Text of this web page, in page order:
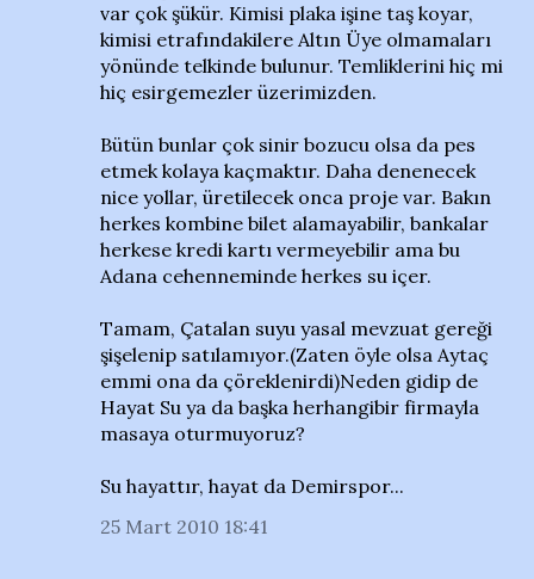
var çok şükür. Kimisi plaka işine taş koyar,
kimisi etrafındakilere Altın Üye olmamaları
yönünde telkinde bulunur. Temliklerini hiç mi
hiç esirgemezler üzerimizden.
Bütün bunlar çok sinir bozucu olsa da pes
etmek kolaya kaçmaktır. Daha denenecek
nice yollar, üretilecek onca proje var. Bakın
herkes kombine bilet alamayabilir, bankalar
herkese kredi kartı vermeyebilir ama bu
Adana cehenneminde herkes su içer.
Tamam, Çatalan suyu yasal mevzuat gereği
şişelenip satılamıyor.(Zaten öyle olsa Aytaç
emmi ona da çöreklenirdi)Neden gidip de
Hayat Su ya da başka herhangibir firmayla
masaya oturmuyoruz?
Su hayattır, hayat da Demirspor...
25 Mart 2010 18:41